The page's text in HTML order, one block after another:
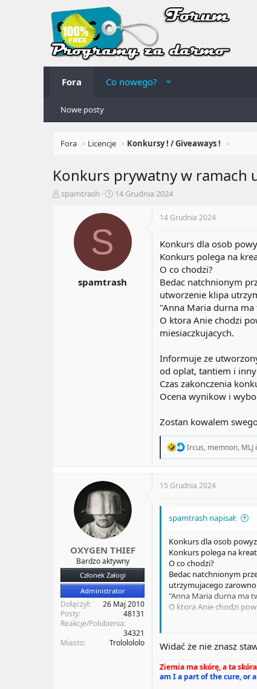
Fora Co nowego?
Nowe posty
Fora Licencje Konkursy ! / Giveaways !
Konkurs prywatny w ramach
A
spamtrash
R
z
ę
t
14 Grudnia 2024
S
spamtrash
14 Grudnia 2024
Konkurs dla osob
Konkurs polega na
O co chodzi?
Bedac natchnionym
utworzenie klipa
"Anna Maria durna ma
O ktora Anie chodzi
miesiaczkujacych.
Informuje ze
od oplat, tantiem i
Czas zakonczenia
Ocena wynikow i
Zostan kowalem
R
t
n
s
Ircus, memnon, MLJ
OXYGEN THIEF
Bardzo aktywny
Członek Załogi
Administrator
Dołączył
26 Maj 2010
Posty
48131
Reakcje/Polubienia
34321
Miasto
Trololololo
15 Grudnia 2024
spamtrash napisał:
Konkurs dla osob
Konkurs polega na
O co chodzi?
Bedac natchnionym
utrzymujacego
"Anna Maria durna ma
O ktora Anie chodzi
Informuje ze
Czas zakonczenia
Ocena wynikow i
Zostan kowalem swego
Widać że nie znasz
Ziemia ma skórę, a ta
am I a part of the cure, or